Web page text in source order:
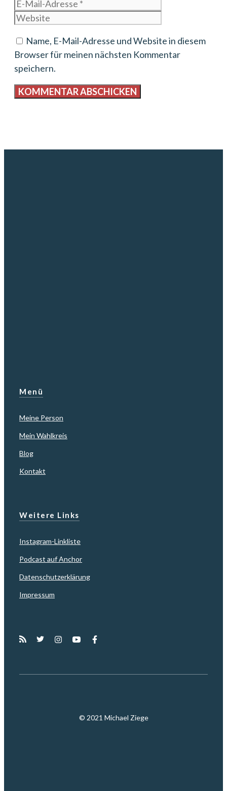
Name, E-Mail-Adresse und Website in diesem
Browser für meinen nächsten Kommentar
speichern.
Menü
Meine Person
Mein Wahlkreis
Blog
Kontakt
Weitere Links
Instagram-Linkliste
Podcast auf Anchor
Datenschutzerklärung
Impressum
© 2021 Michael Ziege